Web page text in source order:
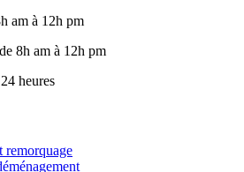
am à 12h pm
8h am à 12h pm
heures
remorquage